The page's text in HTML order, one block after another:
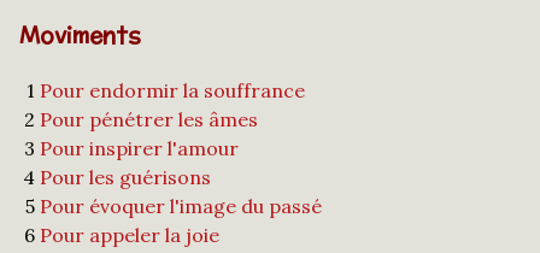
Moviments
1 Pour endormir la souffrance
2 Pour pénétrer les âmes
3 Pour inspirer l'amour
4 Pour les guérisons
5 Pour évoquer l'image du passé
6 Pour appeler la joie